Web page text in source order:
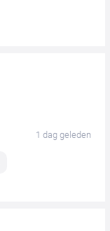
1 dag geleden